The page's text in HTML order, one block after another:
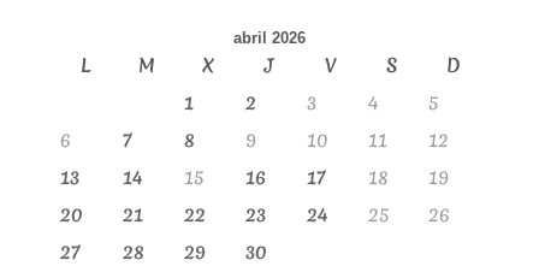
abril 2026
L M X J V S
D
1
2 3 4
5
6
7 8 9 10 11
12
13
14 15 16 17 18
19
20
21 22 23 24 25
26
27
28 29
30